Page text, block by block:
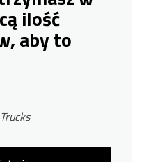
ilość
aby to